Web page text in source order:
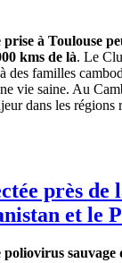
à Toulouse
kms de là. Le
des familles
vie saine. Au
dans les régions
près de
et le
sauvage